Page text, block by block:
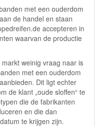
met een ouderdom
de handel en staan
accepteren in
waarvan de productie
weinig vraag naar is
met een ouderdom
Dit ligt echter
de klant „oude sloffen“ te
die de fabrikanten
en die dan
te krijgen zijn.